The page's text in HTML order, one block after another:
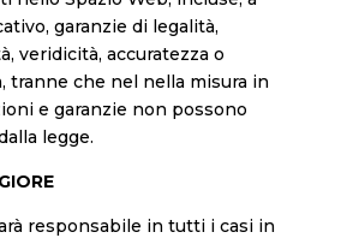
garanzie di legalità,
veridicità, accuratezza o
tranne che nel nella misura in
e garanzie non possono
legge.
responsabile in tutti i casi in